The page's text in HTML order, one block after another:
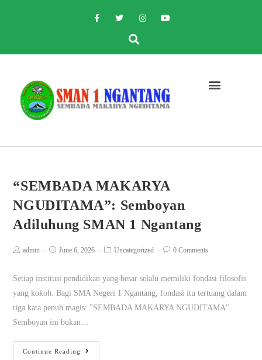
“SEMBADA MAKARYA
NGUDITAMA”: Semboyan
Adiluhung SMAN 1 Ngantang
admin June 6, 2026 Uncategorized 0 Comments
Setiap institusi pendidikan yang besar selalu memiliki fondasi filosofis
yang kokoh. Bagi SMA Negeri 1 Ngantang, fondasi itu tertuang dalam
tiga kata penuh magis: "SEMBADA MAKARYA NGUDITAMA".
Semboyan ini bukan…
Continue Reading